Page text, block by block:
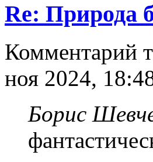
Re: Природа
Комментарий
ноя 2024,
Борис